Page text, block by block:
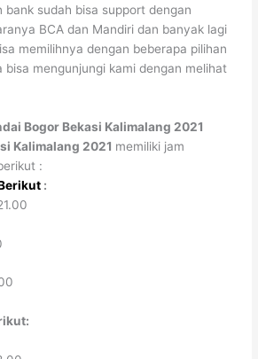
bank sudah bisa support dengan
BCA dan Mandiri dan banyak lagi
memilihnya dengan beberapa pilihan
bisa mengunjungi kami dengan melihat
Bogor Bekasi Kalimalang 2021
Kalimalang 2021 memiliki jam
:
: